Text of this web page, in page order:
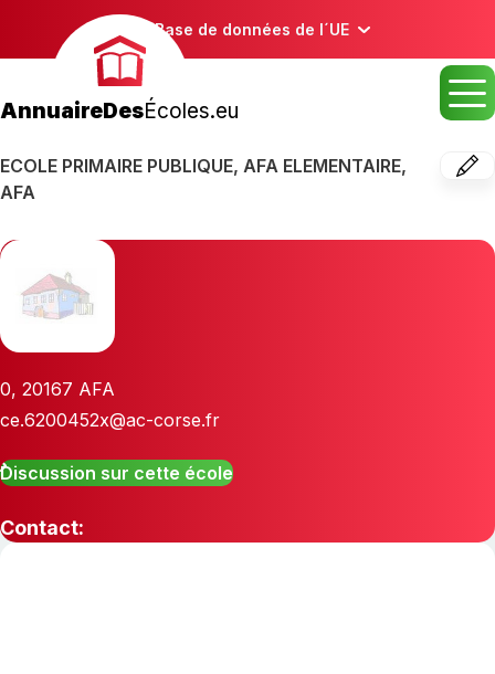
Base de données de l´UE
AnnuaireDesÉcoles.eu
ECOLE PRIMAIRE PUBLIQUE, AFA ELEMENTAIRE,
AFA
0, 20167 AFA
ce.6200452x@ac-corse.fr
Discussion sur cette école
Contact: